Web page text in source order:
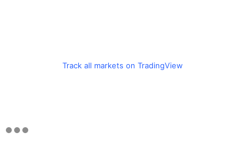
Track all markets on TradingView